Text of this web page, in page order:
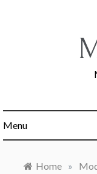
Menu
Home »